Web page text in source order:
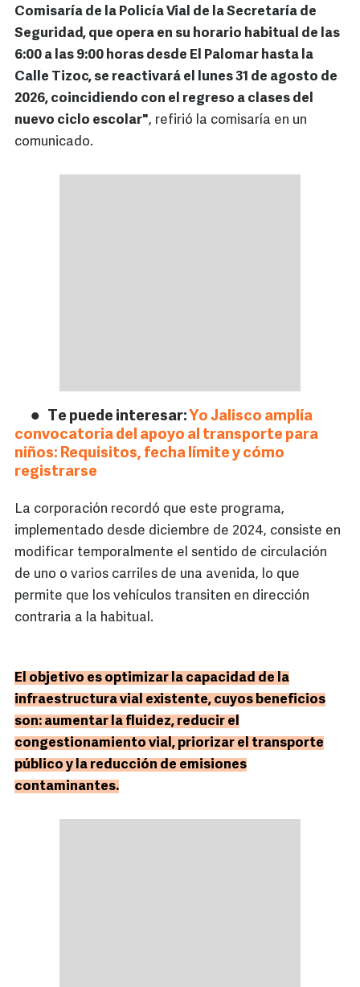
Comisaría de la Policía Vial de la Secretaría de
Seguridad, que opera en su horario habitual de las
6:00 a las 9:00 horas desde El Palomar hasta la
Calle Tizoc, se reactivará el lunes 31 de agosto de
2026, coincidiendo con el regreso a clases del
nuevo ciclo escolar", refirió la comisaría en un
comunicado.
Te puede interesar: Yo Jalisco amplía
convocatoria del apoyo al transporte para
niños: Requisitos, fecha límite y cómo
registrarse
La corporación recordó que este programa,
implementado desde diciembre de 2024, consiste en
modificar temporalmente el sentido de circulación
de uno o varios carriles de una avenida, lo que
permite que los vehículos transiten en dirección
contraria a la habitual.
El objetivo es optimizar la capacidad de la
infraestructura vial existente, cuyos beneficios
son: aumentar la fluidez, reducir el
congestionamiento vial, priorizar el transporte
público y la reducción de emisiones
contaminantes.